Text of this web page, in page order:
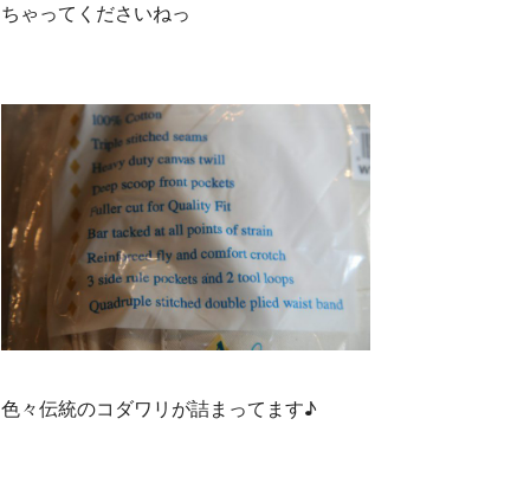
ちゃってくださいねっ
色々伝統のコダワリが詰まってます♪